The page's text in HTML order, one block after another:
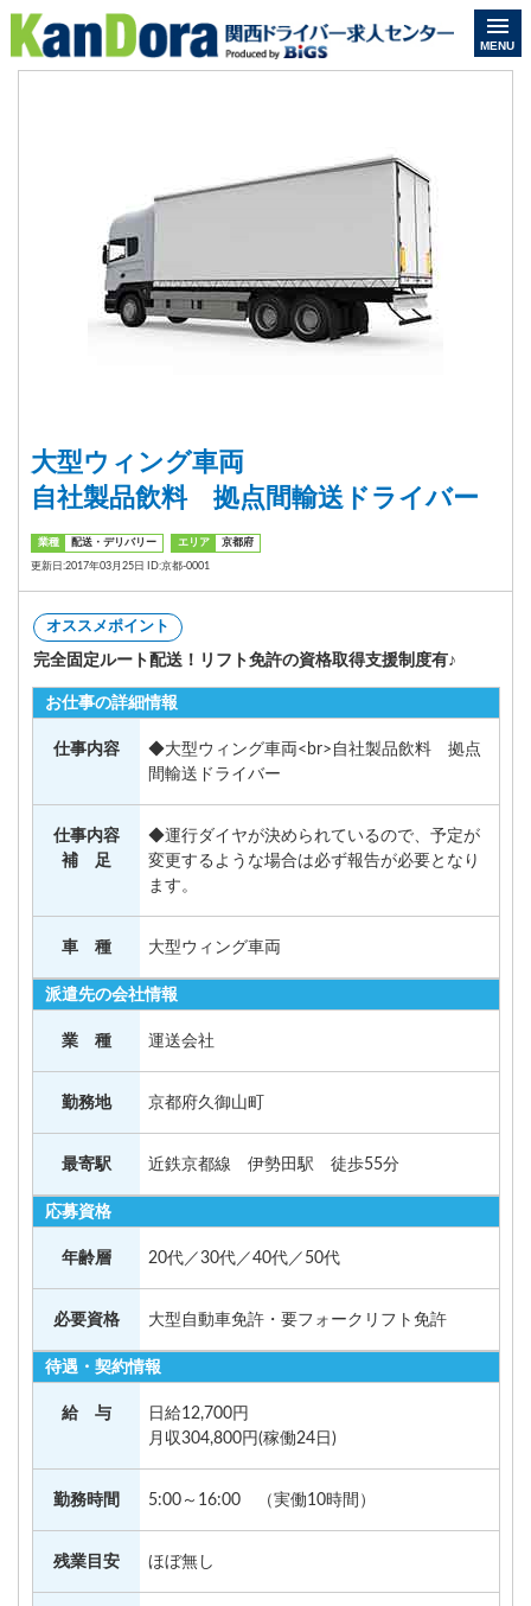
MENU
大型ウィング車両
自社製品飲料 拠点間輸送ドライバー
業種 配送・デリバリー エリア 京都府
更新日:2017年03月25日 ID:京都-0001
オススメポイント
完全固定ルート配送！リフト免許の資格取得支援制度有♪
お仕事の詳細情報
仕事内容
◆大型ウィング車両<br>自社製品飲料 拠点
間輸送ドライバー
仕事内容
補 足
◆運行ダイヤが決められているので、予定が
変更するような場合は必ず報告が必要となり
ます。
車 種 大型ウィング車両
派遣先の会社情報
業 種 運送会社
勤務地 京都府久御山町
最寄駅 近鉄京都線 伊勢田駅 徒歩55分
応募資格
年齢層 20代／30代／40代／50代
必要資格 大型自動車免許・要フォークリフト免許
待遇・契約情報
給 与
日給12,700円
月収304,800円(稼働24日)
勤務時間 5:00～16:00 （実働10時間）
残業目安 ほぼ無し